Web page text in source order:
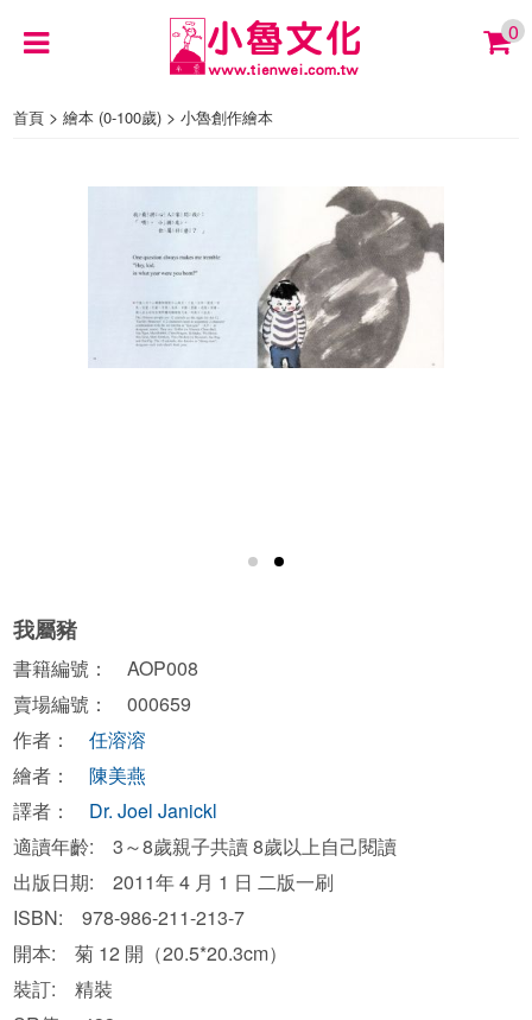
0
首頁 >繪本 (0-100歲) >小魯創作繪本
我屬豬
書籍編號： AOP008
賣場編號： 000659
作者：任溶溶
繪者：陳美燕
譯者： Dr. Joel Janickl
適讀年齡: 3～8歲親子共讀 8歲以上自己閱讀
出版日期: 2011年 4 月 1 日 二版一刷
ISBN: 978-986-211-213-7
開本: 菊 12 開（20.5*20.3cm）
裝訂: 精裝